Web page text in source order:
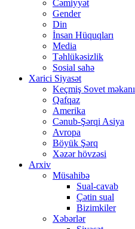
Cəmiyyət
Gender
Din
İnsan Hüquqları
Media
Təhlükəsizlik
Sosial sahə
Xarici Siyasət
Keçmiş Sovet məkanı
Qafqaz
Amerika
Cənub-Şərqi Asiya
Avropa
Böyük Şərq
Xəzər hövzəsi
Arxiv
Müsahibə
Sual-cavab
Çətin sual
Bizimkiler
Xəbərlər